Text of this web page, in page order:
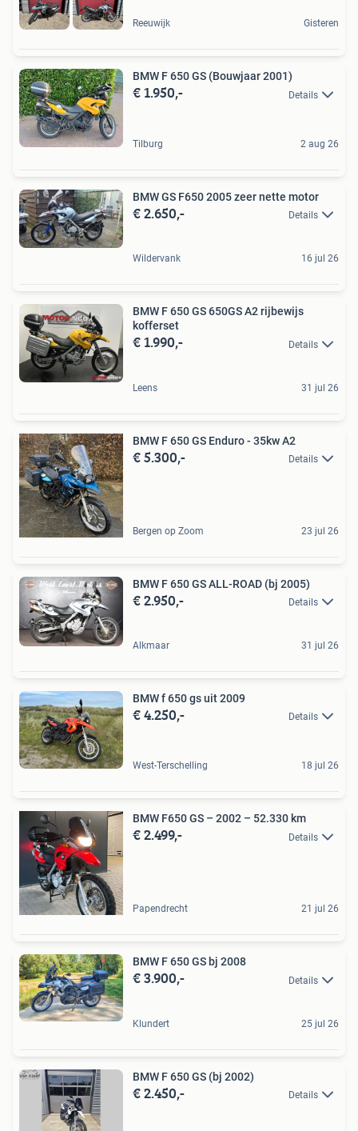
Reeuwijk Gisteren
BMW F 650 GS (Bouwjaar 2001)
€ 1.950,- Details
Tilburg 2 aug 26
BMW GS F650 2005 zeer nette motor
€ 2.650,- Details
Wildervank 16 jul 26
BMW F 650 GS 650GS A2 rijbewijs
kofferset
€ 1.990,- Details
Leens 31 jul 26
BMW F 650 GS Enduro - 35kw A2
€ 5.300,- Details
Bergen op Zoom 23 jul 26
BMW F 650 GS ALL-ROAD (bj 2005)
€ 2.950,- Details
Alkmaar 31 jul 26
BMW f 650 gs uit 2009
€ 4.250,- Details
West-Terschelling 18 jul 26
BMW F650 GS – 2002 – 52.330 km
€ 2.499,- Details
Papendrecht 21 jul 26
BMW F 650 GS bj 2008
€ 3.900,- Details
Klundert 25 jul 26
BMW F 650 GS (bj 2002)
€ 2.450,- Details